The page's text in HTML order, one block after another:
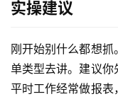
实操建议
刚开始别什么都想
单类型去讲。建议
平时工作经常做报表